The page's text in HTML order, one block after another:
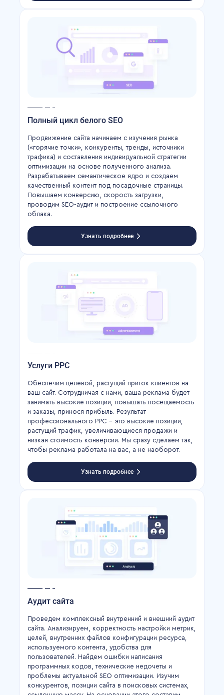
Полный цикл белого SEO
Продвижение сайта начинаем с изучения рынка
(«горячие точки», конкуренты, тренды, источники
трафика) и составления индивидуальной стратегии
оптимизации на основе полученного анализа.
Разрабатываем семантическое ядро и создаем
качественный контент под посадочные страницы.
Повышаем конверсию, скорость загрузки,
проводим SEO-аудит и построение ссылочного
облака.
Узнать подробнее
Услуги PPC
Обеспечим целевой, растущий приток клиентов на
ваш сайт. Сотрудничая с нами, ваша реклама будет
занимать высокие позиции, повышать посещаемость
и заказы, принося прибыль. Результат
профессионального PPC – это высокие позиции,
растущий трафик, увеличивающиеся продажи и
низкая стоимость конверсии. Мы сразу сделаем так,
чтобы реклама работала на вас, а не наоборот.
Узнать подробнее
Аудит сайта
Проведем комплексный внутренний и внешний аудит
сайта. Анализируем, корректность настройки метрик,
целей, внутренних файлов конфигурации ресурса,
используемого контента, удобства для
пользователей. Найдем ошибки написания
программных кодов, технические недочеты и
проблемы актуальной SEO оптимизации. Изучим
конкурентов, позиции сайта в поисковых системах,